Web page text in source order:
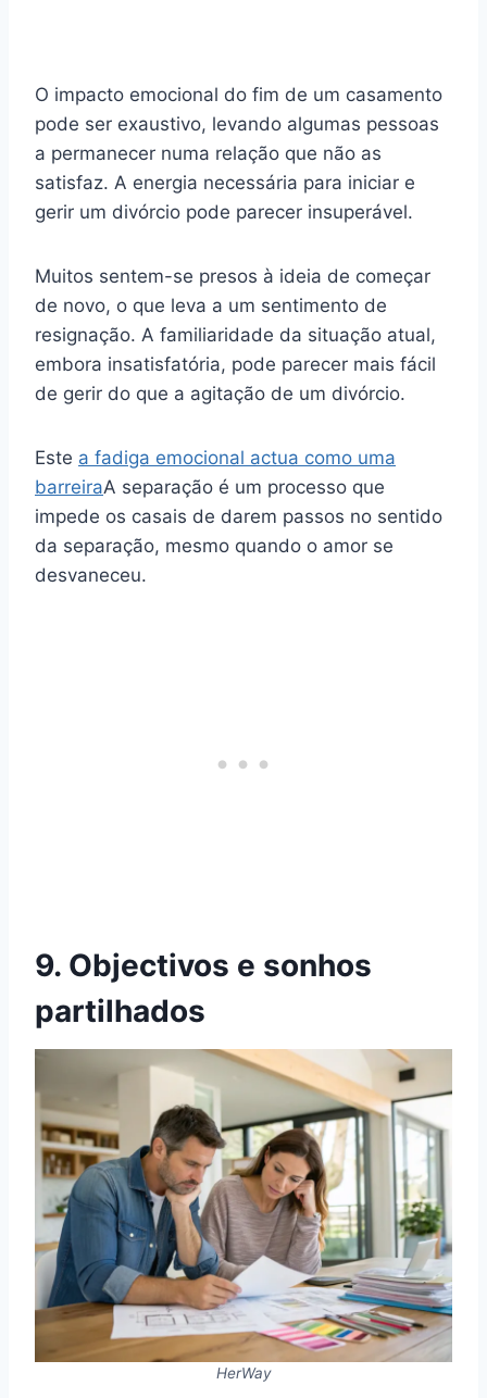
O impacto emocional do fim de um casamento
pode ser exaustivo, levando algumas pessoas
a permanecer numa relação que não as
satisfaz. A energia necessária para iniciar e
gerir um divórcio pode parecer insuperável.
Muitos sentem-se presos à ideia de começar
de novo, o que leva a um sentimento de
resignação. A familiaridade da situação atual,
embora insatisfatória, pode parecer mais fácil
de gerir do que a agitação de um divórcio.
Este a fadiga emocional actua como uma
barreiraA separação é um processo que
impede os casais de darem passos no sentido
da separação, mesmo quando o amor se
desvaneceu.
9. Objectivos e sonhos
partilhados
HerWay